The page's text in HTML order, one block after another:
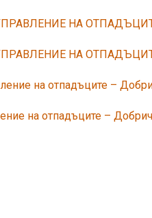
НА
НА
на отпадъците –
на отпадъците –